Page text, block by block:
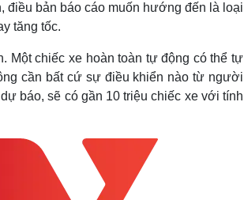
điều bản báo cáo muốn hướng đến là loại
tăng tốc.
Một chiếc xe hoàn toàn tự động có thể tự
cần bất cứ sự điều khiển nào từ người
báo, sẽ có gần 10 triệu chiếc xe với tính